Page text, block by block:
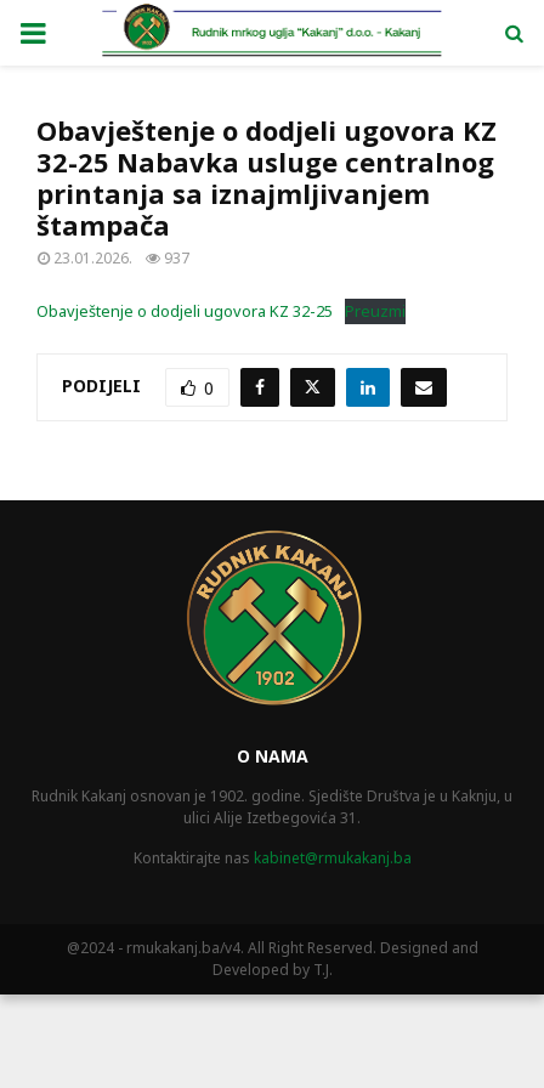
PRIMARY
Obavještenje o dodjeli ugovora KZ
32-25 Nabavka usluge centralnog
printanja sa iznajmljivanjem
štampača
23.01.2026. 937
Obavještenje o dodjeli ugovora KZ 32-25 Preuzmi
PODIJELI 0
O NAMA
Rudnik Kakanj osnovan je 1902. godine. Sjedište Društva je u Kaknju, u
ulici Alije Izetbegovića 31.
Kontaktirajte nas kabinet@rmukakanj.ba
@2024 - rmukakanj.ba/v4. All Right Reserved. Designed and
Developed by T.J.